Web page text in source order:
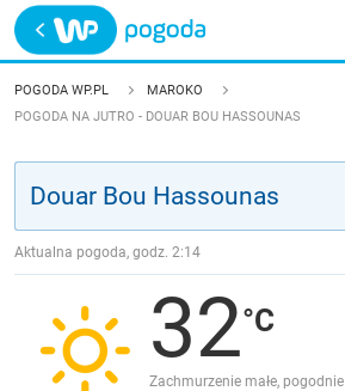
Trwa ładowanie
POLSKA
JAKOŚĆ POWIETRZA
POGODA WP.PL
MAROKO
POGODA NA JUTRO - DOUAR BOU HASSOUNAS
Aktualna pogoda, godz. 2:14
32
Zachmurzenie małe, pogodnie